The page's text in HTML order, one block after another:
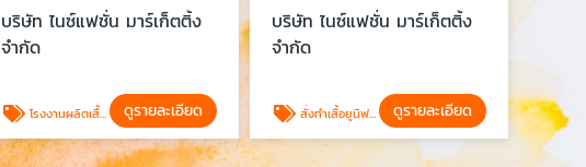
บริษัท ไนซ์แฟชั่น มาร์เก็ตติ้ง
จำกัด
โรงงานผลิตเสื้อยืด เสื้อสกรีน ราคาส่ง พระราม2 ดูรายละเอียด
บริษัท ไนซ์แฟชั่น มาร์เก็ตติ้ง
จำกัด
สั่งทำเสื้อยูนิฟอร์ม เสื้อทีม เสื้อพนักงาน เสื้อโปโล งานปัก ออกแบบเอง ดูรายละเอียด